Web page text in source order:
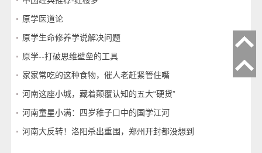
原学医道论
原学生命修养学说解决问题
原学--打破思维壁垒的工具
家家常吃的这种食物，催人老赶紧管住嘴
河南这座小城，藏着颠覆认知的五大“硬货”
河南童星小满：四岁稚子口中的国学江河
河南大反转！洛阳杀出重围，郑州开封都没想到